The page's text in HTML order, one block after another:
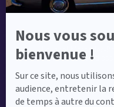
Nous vous
bienvenue !
Sur ce site, nous
audience, entretenir la
de temps à autre du
Le label Mercedes-
des voitures